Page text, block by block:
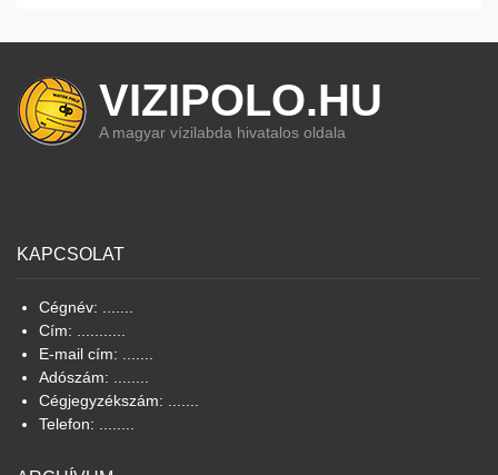
VIZIPOLO.HU
A magyar vízilabda hivatalos oldala
KAPCSOLAT
Cégnév: .......
Cím: ...........
E-mail cím: .......
Adószám: ........
Cégjegyzékszám: .......
Telefon: ........